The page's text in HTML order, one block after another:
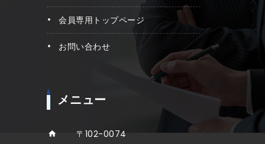
会員専用トップページ
お問い合わせ
メニュー
〒102-0074